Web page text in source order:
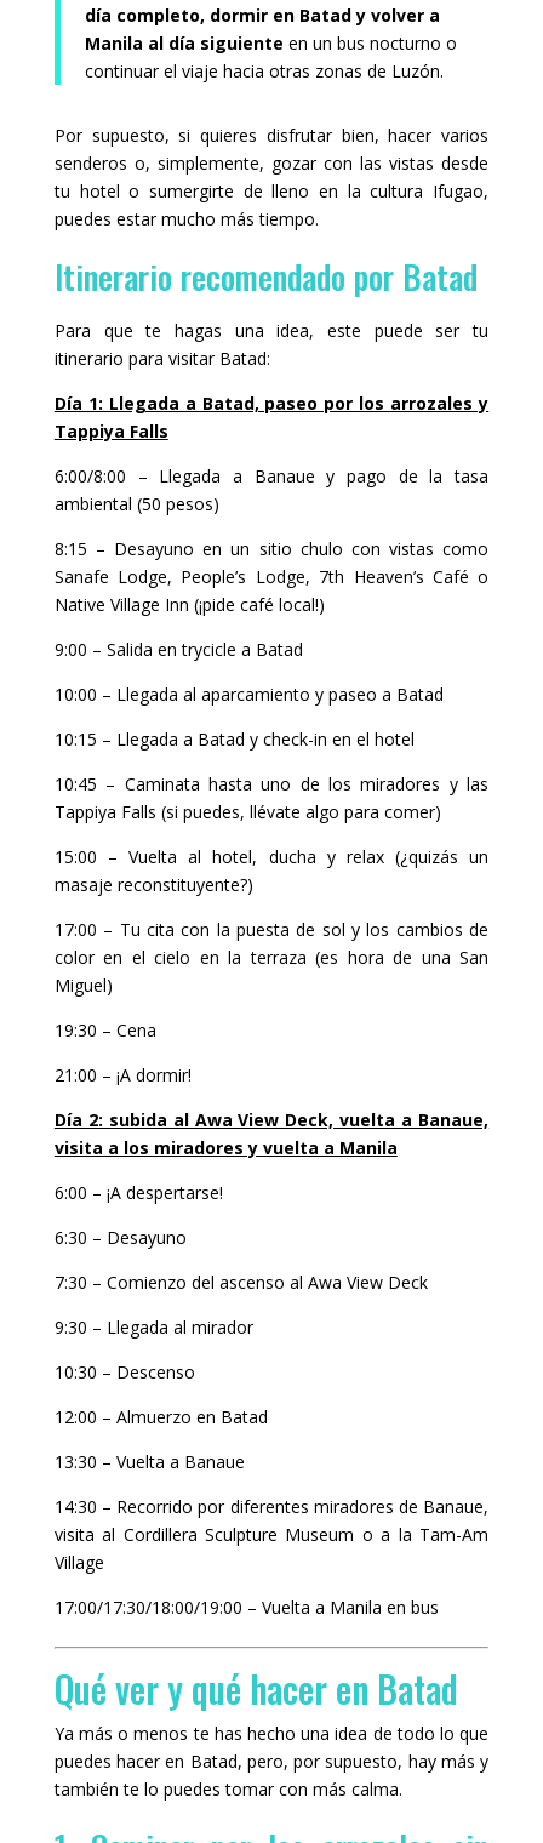
día completo, dormir en Batad y volver a
Manila al día siguiente en un bus nocturno o
continuar el viaje hacia otras zonas de Luzón.
Por supuesto, si quieres disfrutar bien, hacer varios
senderos o, simplemente, gozar con las vistas desde
tu hotel o sumergirte de lleno en la cultura Ifugao,
puedes estar mucho más tiempo.
Itinerario recomendado por Batad
Para que te hagas una idea, este puede ser tu
itinerario para visitar Batad:
Día 1: Llegada a Batad, paseo por los arrozales y
Tappiya Falls
6:00/8:00 – Llegada a Banaue y pago de la tasa
ambiental (50 pesos)
8:15 – Desayuno en un sitio chulo con vistas como
Sanafe Lodge, People’s Lodge, 7th Heaven’s Café o
Native Village Inn (¡pide café local!)
9:00 – Salida en trycicle a Batad
10:00 – Llegada al aparcamiento y paseo a Batad
10:15 – Llegada a Batad y check-in en el hotel
10:45 – Caminata hasta uno de los miradores y las
Tappiya Falls (si puedes, llévate algo para comer)
15:00 – Vuelta al hotel, ducha y relax (¿quizás un
masaje reconstituyente?)
17:00 – Tu cita con la puesta de sol y los cambios de
color en el cielo en la terraza (es hora de una San
Miguel)
19:30 – Cena
21:00 – ¡A dormir!
Día 2: subida al Awa View Deck, vuelta a Banaue,
visita a los miradores y vuelta a Manila
6:00 – ¡A despertarse!
6:30 – Desayuno
7:30 – Comienzo del ascenso al Awa View Deck
9:30 – Llegada al mirador
10:30 – Descenso
12:00 – Almuerzo en Batad
13:30 – Vuelta a Banaue
14:30 – Recorrido por diferentes miradores de Banaue,
visita al Cordillera Sculpture Museum o a la Tam-Am
Village
17:00/17:30/18:00/19:00 – Vuelta a Manila en bus
Qué ver y qué hacer en Batad
Ya más o menos te has hecho una idea de todo lo que
puedes hacer en Batad, pero, por supuesto, hay más y
también te lo puedes tomar con más calma.